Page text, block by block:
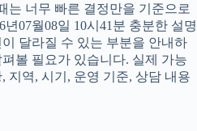
는 너무 빠른 결정만을 기준으로
07월08일 10시41분 충분한 설명
달라질 수 있는 부분을 안내하
볼 필요가 있습니다. 실제 가능
지역, 시기, 운영 기준, 상담 내용